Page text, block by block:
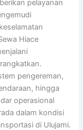
pelayanan
Hiace
pengereman,
hingga
operasional
dalam kondisi
di Ulujami.